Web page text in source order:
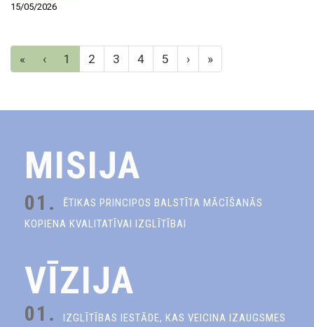
15/05/2026
« ‹ 1 2 3 4 5 › »
MISIJA
01.
ĒTIKAS PRINCIPOS BALSTĪTA MĀCĪŠANĀS
KOPIENA KVALITATĪVAI IZGLĪTĪBAI
VĪZIJA
01.
IZGLĪTĪBAS IESTĀDE, KAS VEICINA IZAUGSMES